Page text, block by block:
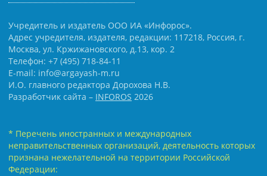
Учредитель и издатель ООО ИА «Инфорос».
Адрес учредителя, издателя, редакции: 117218, Россия, г.
Москва, ул. Кржижановского, д.13, кор. 2
Телефон: +7 (495) 718-84-11
E-mail: info@argayash-m.ru
И.О. главного редактора Дорохова Н.В.
Разработчик сайта – INFOROS 2026
* Перечень иностранных и международных
неправительственных организаций, деятельность которых
признана нежелательной на территории Российской
Федерации: